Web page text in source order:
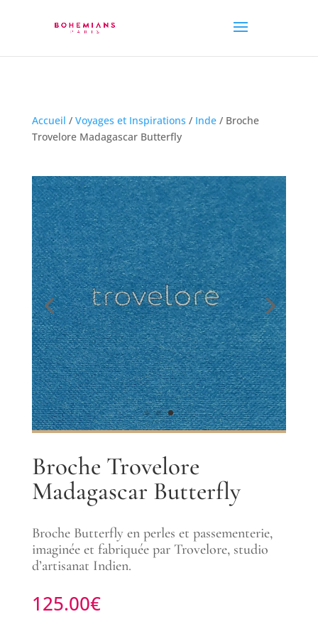
Accueil / Voyages et Inspirations / Inde/ Broche
Trovelore Madagascar Butterfly
Broche Trovelore
Madagascar Butterfly
Broche Butterfly en perles et passementerie,
imaginée et fabriquée par Trovelore, studio
d’artisanat Indien.
125.00€